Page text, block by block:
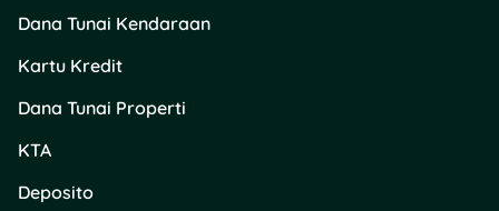
Dana Tunai Kendaraan
Kartu Kredit
Dana Tunai Properti
KTA
Deposito